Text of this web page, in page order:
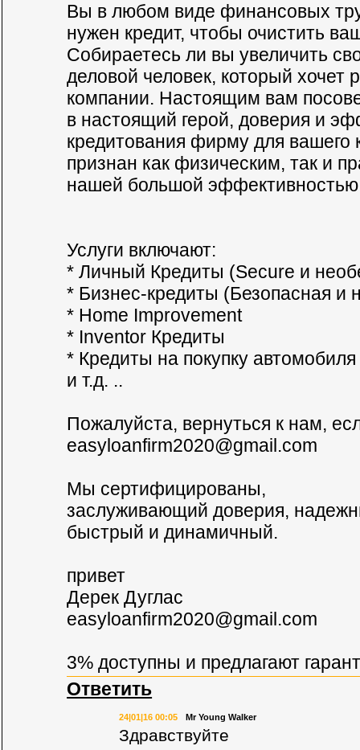
Вы в любом виде финансовых
нужен кредит, чтобы очистить
Собираетесь ли вы увеличить
деловой человек, который хочет
компании. Настоящим вам
в настоящий герой, доверия и
кредитования фирму для вашего
признан как физическим, так и
нашей большой
Услуги включают:
* Личный Кредиты (Secure и
* Бизнес-кредиты (Безопасная и
* Home Improvement
* Inventor Кредиты
* Кредиты на покупку автомобиля
и т.д. ..
Пожалуйста, вернуться к нам,
easyloanfirm2020@gmail.com
Мы сертифицированы,
заслуживающий доверия,
быстрый и динамичный.
привет
Дерек Дуглас
easyloanfirm2020@gmail.com
3% доступны и предлагают
Ответить
24|01|16 00:05 Mr Young Walker
Здравствуйте